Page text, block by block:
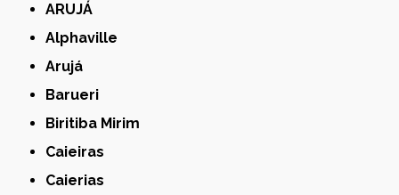
ARUJÁ
Alphaville
Arujá
Barueri
Biritiba Mirim
Caieiras
Caierias